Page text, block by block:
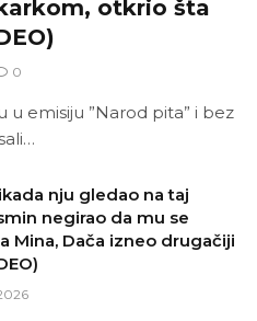
otkrio šta
0
u emisiju ”Narod pita” i bez
nju gledao na taj
negirao da mu se
Mina, Dača izneo drugačiji